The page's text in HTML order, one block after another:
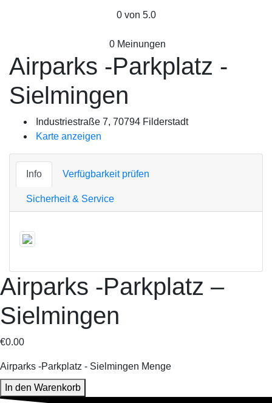
0 von 5.0
0 Meinungen
Airparks -Parkplatz -
Sielmingen
Industriestraße 7, 70794 Filderstadt
Karte anzeigen
Info Verfügbarkeit prüfen
Sicherheit & Service
Airparks -Parkplatz –
Sielmingen
€0.00
Airparks -Parkplatz - Sielmingen Menge
In den Warenkorb